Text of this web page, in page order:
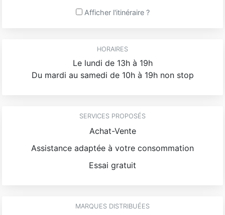
Afficher l'itinéraire ?
HORAIRES
Le lundi de 13h à 19h
Du mardi au samedi de 10h à 19h non stop
SERVICES PROPOSÉS
Achat-Vente
Assistance adaptée à votre consommation
Essai gratuit
MARQUES DISTRIBUÉES